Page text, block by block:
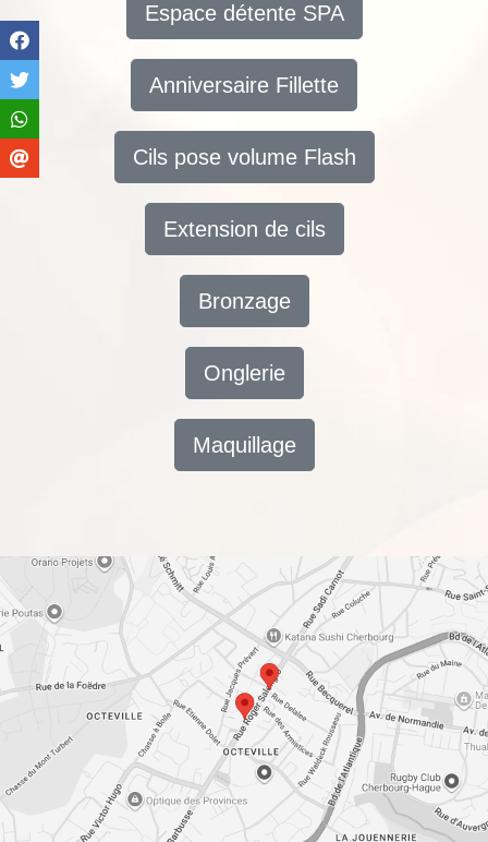
Espace détente SPA
Anniversaire Fillette
Cils pose volume Flash
Extension de cils
Bronzage
Onglerie
Maquillage